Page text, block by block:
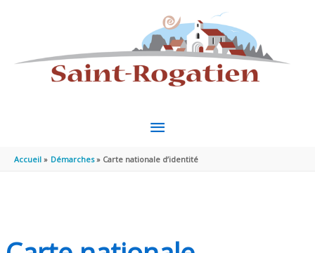
MENU
PRINCIPAL
Accueil Démarches Carte nationale d’identité